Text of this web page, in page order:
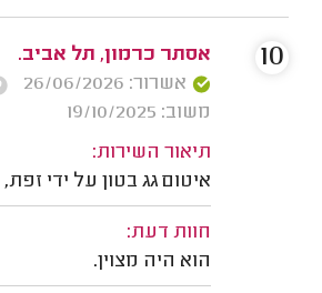
אסתר כרמון, תל אביב.
אשרור: 26/06/2026
משוב: 19/10/2025
תיאור השירות:
איטום גג בטון על ידי
חוות דעת:
הוא היה מצוין.
10